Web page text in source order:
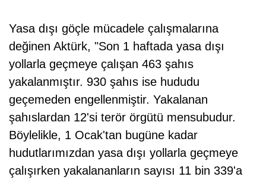
Yasa dışı göçle mücadele çalışmalarına
değinen Aktürk, "Son 1 haftada yasa dışı
yollarla geçmeye çalışan 463 şahıs
yakalanmıştır. 930 şahıs ise hududu
geçemeden engellenmiştir. Yakalanan
şahıslardan 12'si terör örgütü mensubudur.
Böylelikle, 1 Ocak'tan bugüne kadar
hudutlarımızdan yasa dışı yollarla geçmeye
çalışırken yakalananların sayısı 11 bin 339'a